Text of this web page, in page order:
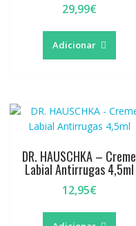
29,99€
Adicionar
DR. HAUSCHKA – Creme
Labial Antirrugas 4,5ml
12,95€